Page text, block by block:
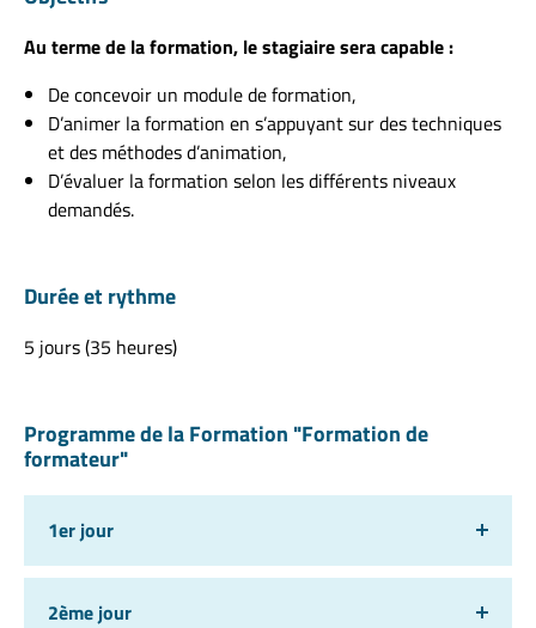
Au terme de la formation, le stagiaire sera capable :
De concevoir un module de formation,
D’animer la formation en s’appuyant sur des techniques
et des méthodes d’animation,
D’évaluer la formation selon les différents niveaux
demandés.
Durée et rythme
5 jours (35 heures)
Programme de la Formation "Formation de
formateur"
1er jour
2ème jour